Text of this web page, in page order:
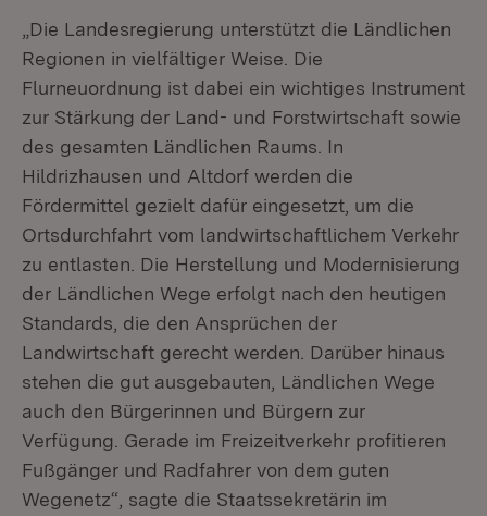
„Die Landesregierung unterstützt die Ländlichen
Regionen in vielfältiger Weise. Die
Flurneuordnung ist dabei ein wichtiges Instrument
zur Stärkung der Land- und Forstwirtschaft sowie
des gesamten Ländlichen Raums. In
Hildrizhausen und Altdorf werden die
Fördermittel gezielt dafür eingesetzt, um die
Ortsdurchfahrt vom landwirtschaftlichem Verkehr
zu entlasten. Die Herstellung und Modernisierung
der Ländlichen Wege erfolgt nach den heutigen
Standards, die den Ansprüchen der
Landwirtschaft gerecht werden. Darüber hinaus
stehen die gut ausgebauten, Ländlichen Wege
auch den Bürgerinnen und Bürgern zur
Verfügung. Gerade im Freizeitverkehr profitieren
Fußgänger und Radfahrer von dem guten
Wegenetz“, sagte die Staatssekretärin im